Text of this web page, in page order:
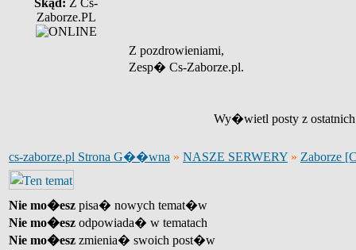
Skąd: Z Cs-
Zaborze.PL
Z pozdrowieniami,
Zesp� Cs-Zaborze.pl.
Wy�wietl posty z
cs-zaborze.pl Strona G��wna » NASZE SERWERY » Zaborze
Nie mo�esz pisa� nowych temat�w
Nie mo�esz odpowiada� w tematach
Nie mo�esz zmienia� swoich post�w